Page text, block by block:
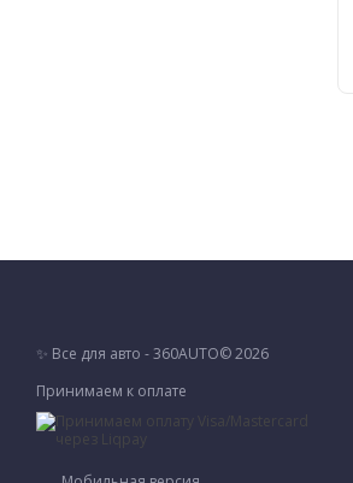
✨ Все для авто - 360AUTO© 2026
Принимаем к оплате